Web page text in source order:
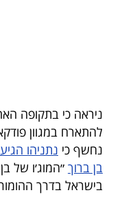
המילון
הכלכלי
פודקאסט
ניראה כי בתקופה
להתארח במגוון
נחשף כי נתניהו
בן ברוך ״המוג׳ו של
בישראל בדרך